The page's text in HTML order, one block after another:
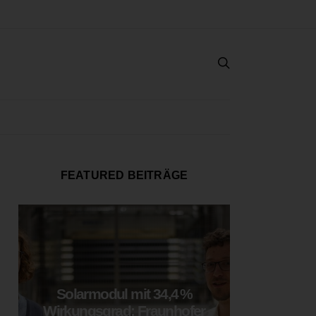
FEATURED BEITRÄGE
Solarmodul mit 34,4 %
Wirkungsgrad: Fraunhofer